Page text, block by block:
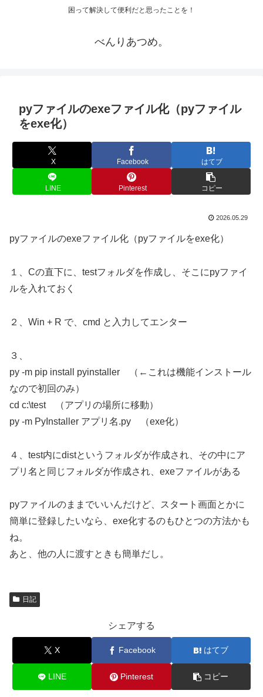
困って解決して便利だと思ったことを！
べんりあつめ。
pyファイルのexeファイル化（pyファイル
をexe化）
X Facebook はてブ
LINE Pinterest コピー
2026.05.29
pyファイルのexeファイル化（pyファイルをexe化）
１、Cの直下に、testフォルダを作成し、そこにpyファイ
ルを入れておく
２、Win + R で、cmd と入力してエンター
３、
py -m pip install pyinstaller （←これは機能インストール
なので初回のみ）
cd c:\test （アプリの場所に移動）
py -m PyInstaller アプリ名.py （exe化）
４、test内にdistというフォルダが作成され、その中にア
プリ名と同じフォルダが作成され、exeファイルがある
pyファイルのままでいいんだけど、スタート画面とかに
簡単に登録したいなら、exe化するのもひとつの方法かも
ね。
あと、他の人に渡すときも簡単だし。
日記
シェアする
X Facebook はてブ
LINE Pinterest コピー